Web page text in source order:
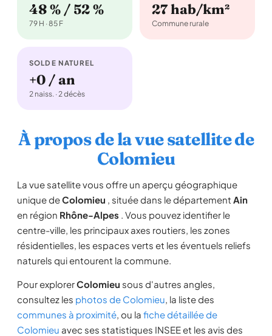
48 % / 52 %
79 H · 85 F
27 hab/km²
Commune rurale
SOLDE NATUREL
+0 / an
2 naiss. · 2 décès
À propos de la vue satellite de
Colomieu
La vue satellite vous offre un aperçu géographique
unique deColomieu , située dans le département Ain
en région Rhône-Alpes . Vous pouvez identifier le
centre-ville, les principaux axes routiers, les zones
résidentielles, les espaces verts et les éventuels reliefs
naturels qui entourent la commune.
Pour explorerColomieu sous d'autres angles,
consultez les photos de Colomieu, la liste des
communes à proximité, ou la fiche détaillée de
Colomieu avec ses statistiques INSEE et les avis des